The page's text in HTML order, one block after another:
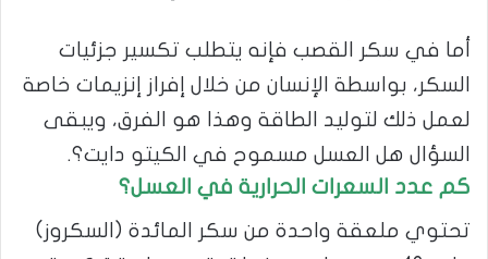
أما في سكر القصب فإنه يتطلب تكسير جزئيات
السكر، بواسطة الإنسان من خلال إفراز إنزيمات خاصة
لعمل ذلك لتوليد الطاقة وهذا هو الفرق، ويبقى
السؤال هل العسل مسموح في الكيتو دايت؟.
كم عدد السعرات الحرارية في العسل؟
تحتوي ملعقة واحدة من سكر المائدة (السكروز)